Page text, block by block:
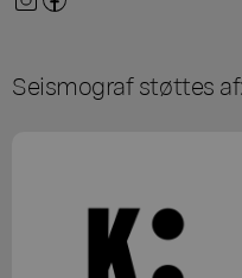
Seismograf støttes af: